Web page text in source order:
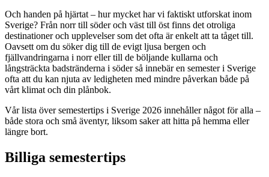
Och handen på hjärtat – hur mycket har vi faktiskt utforskat inom
Sverige? Från norr till söder och väst till öst finns det otroliga
destinationer och upplevelser som det ofta är enkelt att ta tåget till.
Oavsett om du söker dig till de evigt ljusa bergen och
fjällvandringarna i norr eller till de böljande kullarna och
långsträckta badstränderna i söder så innebär en semester i Sverige
ofta att du kan njuta av ledigheten med mindre påverkan både på
vårt klimat och din plånbok.
Vår lista över semestertips i Sverige 2026 innehåller något för alla –
både stora och små äventyr, liksom saker att hitta på hemma eller
längre bort.
Billiga semestertips